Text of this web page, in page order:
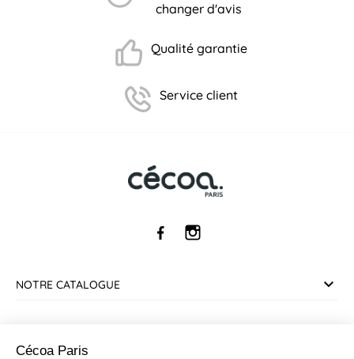
changer d'avis
Qualité garantie
Service client
NOTRE CATALOGUE
Cécoa Paris